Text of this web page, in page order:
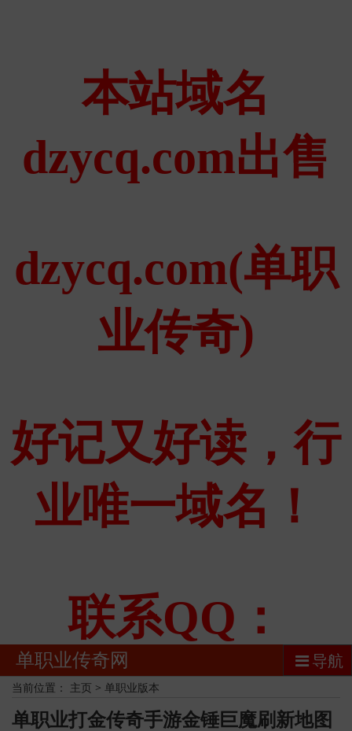
单职业传奇网 导航
当前位置： 主页 > 单职业版本
单职业打金传奇手游金锤巨魔刷新地图